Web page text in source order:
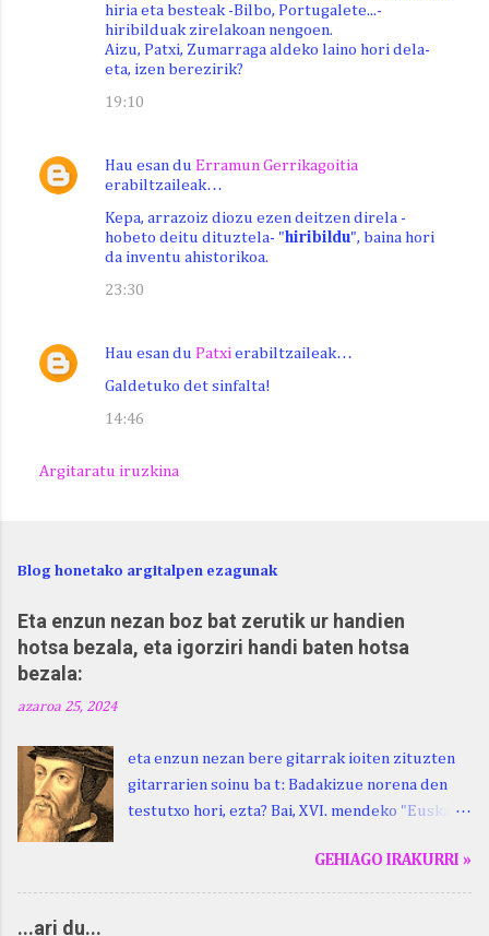
hiria eta besteak -Bilbo, Portugalete...-
hiribilduak zirelakoan nengoen.
Aizu, Patxi, Zumarraga aldeko laino hori dela-
eta, izen berezirik?
19:10
Hau esan du Erramun Gerrikagoitia
erabiltzaileak…
Kepa, arrazoiz diozu ezen deitzen direla -
hobeto deitu dituztela- "hiribildu", baina hori
da inventu ahistorikoa.
23:30
Hau esan du Patxi erabiltzaileak…
Galdetuko det sinfalta!
14:46
Argitaratu iruzkina
Blog honetako argitalpen ezagunak
Eta enzun nezan boz bat zerutik ur handien
hotsa bezala, eta igorziri handi baten hotsa
bezala:
azaroa 25, 2024
eta enzun nezan bere gitarrak ioiten zituzten
gitarrarien soinu ba t: Badakizue norena den
testutxo hori, ezta? Bai, XVI. mendeko "Euskara
justuri...) hitza berari ikasi genion aspaldixe.
Kontua da, beraren sorterrian, Beskoizen,
GEHIAGO IRAKURRI »
...ari du...